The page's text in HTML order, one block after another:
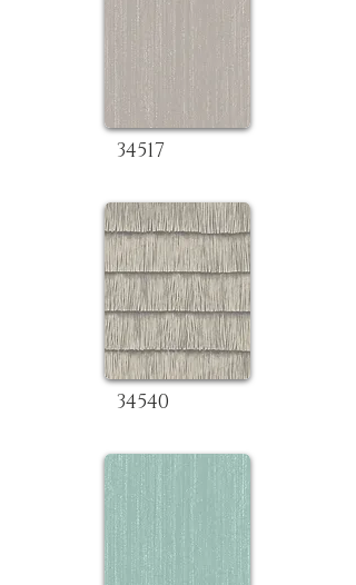
34517
34540